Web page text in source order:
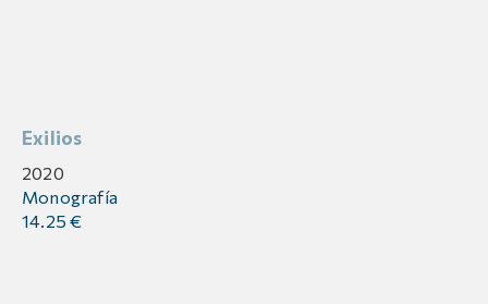
Exilios
2020
Monografía
14.25 €